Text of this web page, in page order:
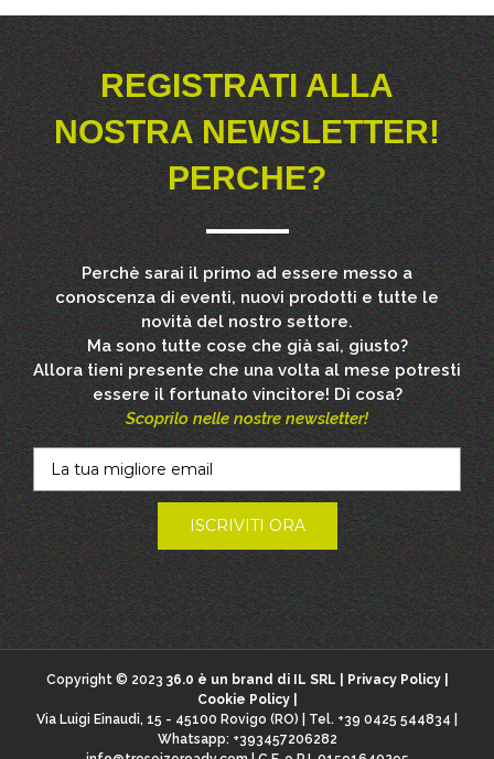
REGISTRATI ALLA
NOSTRA NEWSLETTER!
PERCHE?
Perchè sarai il primo ad essere messo a
conoscenza di eventi, nuovi prodotti e tutte le
novità del nostro settore.
Ma sono tutte cose che già sai, giusto?
Allora tieni presente che una volta al mese potresti
essere il fortunato vincitore! Di cosa?
Scoprilo nelle nostre newsletter!
Copyright © 2023 36.0 è un brand di IL SRL | Privacy Policy|
Cookie Policy|
Via Luigi Einaudi, 15 - 45100 Rovigo (RO) | Tel. +39 0425 544834 |
Whatsapp: +393457206282